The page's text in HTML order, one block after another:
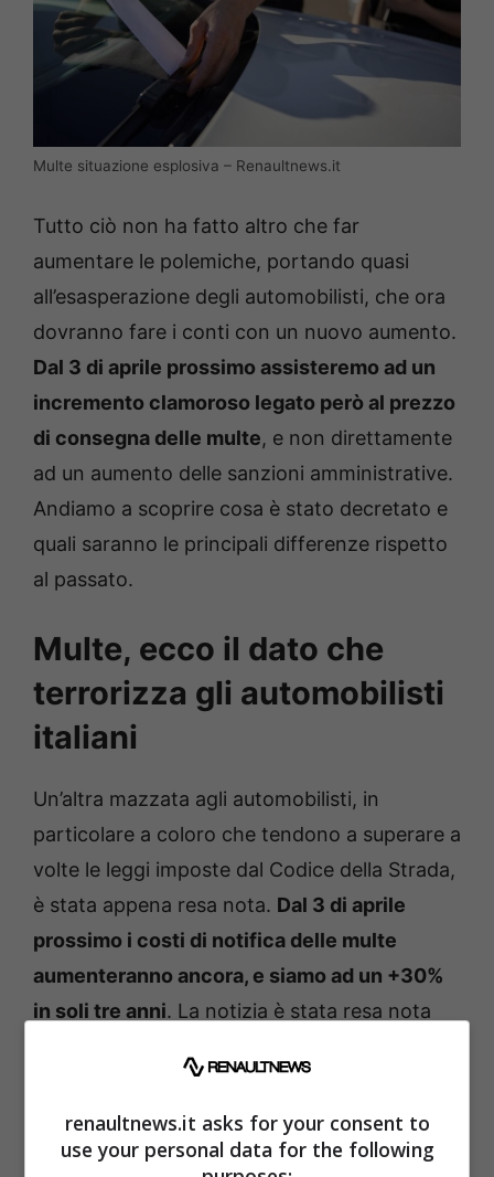
Multe situazione esplosiva – Renaultnews.it
Tutto ciò non ha fatto altro che far
aumentare le polemiche, portando quasi
all’esasperazione degli automobilisti, che ora
dovranno fare i conti con un nuovo aumento.
Dal 3 di aprile prossimo assisteremo ad un
incremento clamoroso legato però al prezzo
di consegna delle multe, e non direttamente
ad un aumento delle sanzioni amministrative.
Andiamo a scoprire cosa è stato decretato e
quali saranno le principali differenze rispetto
al passato.
Multe, ecco il dato che
terrorizza gli automobilisti
italiani
Un’altra mazzata agli automobilisti, in
particolare a coloro che tendono a superare a
volte le leggi imposte dal Codice della Strada,
è stata appena resa nota. Dal 3 di aprile
prossimo i costi di notifica delle multe
aumenteranno ancora, e siamo ad un +30%
in soli tre anni. La notizia è stata resa nota
sostenitori e amici della Polizia Stradale. Il
primo aumento risale al giugno del 2022, il
secondo ed il terzo a maggio e luglio del 2023
renaultnews.it asks for your consent to
use your personal data for the following